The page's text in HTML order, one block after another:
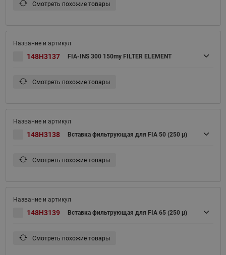
Смотреть похожие товары
148H3137 FIA-INS 300 150my FILTER ELEMENT
Смотреть похожие товары
148H3138 Вставка фильтрующая для FIA 50 (250 μ)
Смотреть похожие товары
148H3139 Вставка фильтрующая для FIA 65 (250 μ)
Смотреть похожие товары